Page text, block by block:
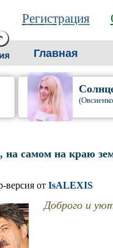
Регистрация
Главная
на самом на краю
версия от IsALEXIS
Доброго и